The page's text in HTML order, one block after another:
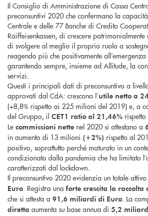
Il Consiglio di Amministrazione di Cassa
preconsuntivi 2020 che confermano la
Centrale e delle 77 Banche di Credito
Raiffeisenkassen, di crescere
di svolgere al meglio il proprio ruolo a
reagendo più che positivamente
garantendo sempre, insieme ad Allitude, la
servizi.
Questi i principali dati di preconsuntivo a
approvati dal CdA: crescono l’utile netto a
(+8,8% rispetto ai 225 milioni del 2019) e, a
del Gruppo, il CET1 ratio al 21,46%
Le commissioni nette nel 2020 si attestano a
in aumento di 13 milioni (+2%) rispetto al
positivo, soprattutto perché maturato in un
condizionato dalla pandemia che ha limitato
caratterizzati dal lockdown.
Il preconsuntivo 2020 evidenzia un totale
Euro. Registra una forte crescita la raccolta
che si attesta a 91,6 miliardi di Euro. La
diretta aumenta su base annua di 5,2